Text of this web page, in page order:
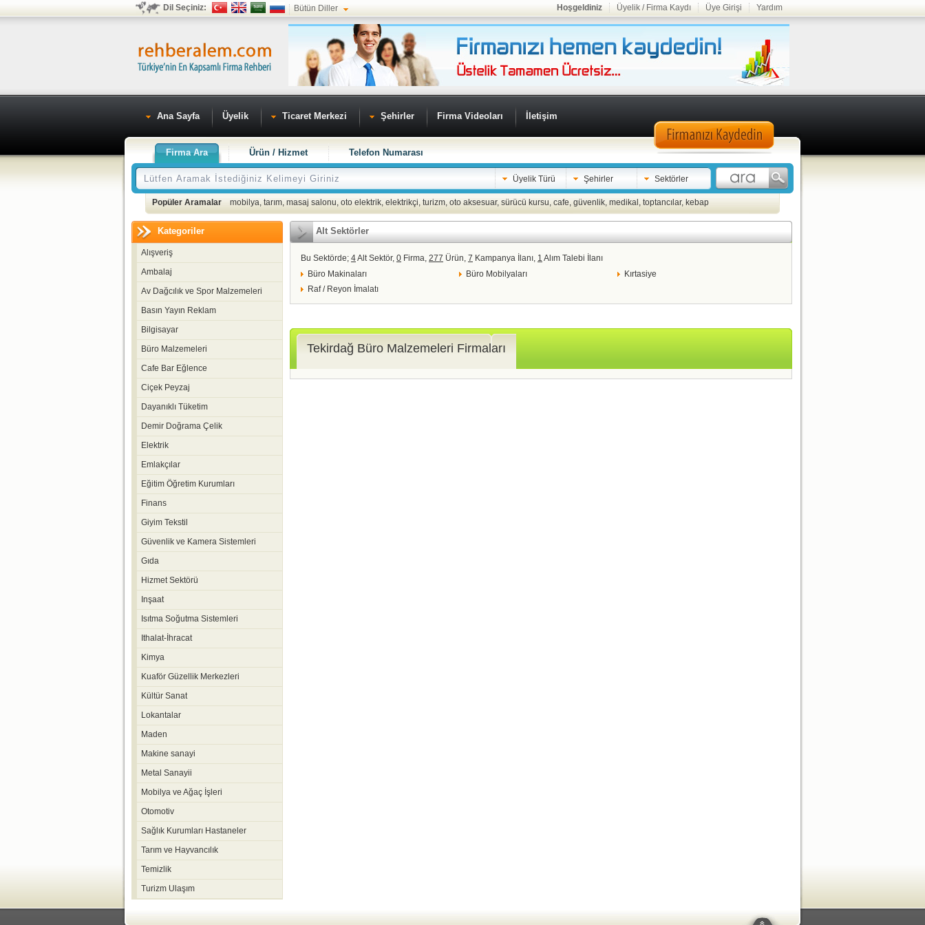
Dil Seçiniz: Bütün Diller Hoşgeldiniz Üyelik / Firma Kaydı Üye Girişi Yardım
Ana Sayfa Üyelik Ticaret Merkezi Şehirler Firma Videoları İletişim
Firma Ara Ürün / Hizmet Telefon Numarası
Üyelik Türü Şehirler Sektörler
Popüler Aramalar mobilya, tarım, masaj salonu, oto elektrik, elektrikçi, turizm, oto aksesuar, sürücü kursu, cafe, güvenlik, medikal , toptancılar, kebap
Kategoriler
Alışveriş
Ambalaj
Av Dağcılık ve Spor Malzemeleri
Basın Yayın Reklam
Bilgisayar
Büro Malzemeleri
Cafe Bar Eğlence
Ciçek Peyzaj
Dayanıklı Tüketim
Demir Doğrama Çelik
Elektrik
Emlakçılar
Eğitim Öğretim Kurumları
Finans
Giyim Tekstil
Güvenlik ve Kamera Sistemleri
Gıda
Hizmet Sektörü
Inşaat
Isıtma Soğutma Sistemleri
Ithalat-İhracat
Kimya
Kuaför Güzellik Merkezleri
Kültür Sanat
Lokantalar
Maden
Makine sanayi
Metal Sanayii
Mobilya ve Ağaç İşleri
Otomotiv
Sağlık Kurumları Hastaneler
Tarım ve Hayvancılık
Temizlik
Turizm Ulaşım
Alt Sektörler
Bu Sektörde; 4Alt Sektör, 0 Firma, 277 Ürün, 7 Kampanya İlanı, 1 Alım Talebi İlanı
Büro Makinaları
Büro Mobilyaları
Kırtasiye
Raf / Reyon İmalatı
Tekirdağ Büro Malzemeleri Firmaları